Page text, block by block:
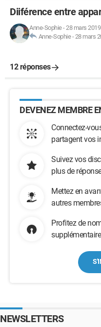
Diiférence entre
Anne-Sophie-28 mars
Anne-Sophie-28 mars
12 réponses
DEVENEZ MEMBRE
Connectez-
partagent vos
Suivez vos
plus de
Mettez en
autres
Profitez de
NEWSLETTERS